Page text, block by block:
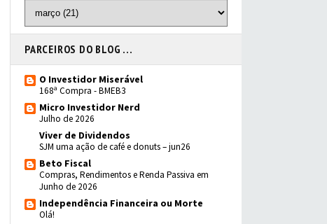
PARCEIROS DO BLOG ...
O Investidor Miserável
168ª Compra - BMEB3
Micro Investidor Nerd
Julho de 2026
Viver de Dividendos
SJM uma ação de café e donuts – jun26
Beto Fiscal
Compras, Rendimentos e Renda Passiva em
Junho de 2026
Independência Financeira ou Morte
Olá!